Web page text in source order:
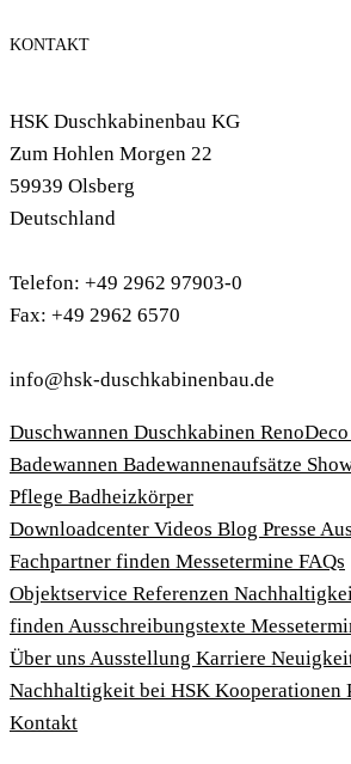
KONTAKT
HSK Duschkabinenbau KG
Zum Hohlen Morgen 22
59939 Olsberg
Deutschland
Telefon: +49 2962 97903-0
Fax: +49 2962 6570
info@hsk-duschkabinenbau.de
Duschwannen Duschkabinen
Badewannen Badewannenaufsätze
Pflege Badheizkörper
Download­center Videos Blog Presse
Fachpartner finden Messetermine FAQs
Objektservice Referenzen
findenAusschreibungstexte
Über uns Ausstellung Karriere
Nachhaltigkeit bei HSK Kooperationen
Kontakt